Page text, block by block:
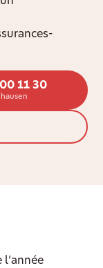
11 30
l’année